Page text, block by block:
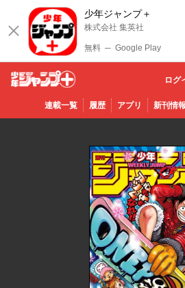
少年ジャンプ＋
株式会社 集英社
無料 ─ Google Play
少年ジ
ャンプ
連載一覧 履歴 アプリ 新刊情報
ログ